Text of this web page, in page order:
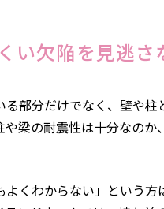
い欠陥を見逃さ
部分だけでなく、壁や柱
梁の耐震性は十分なのか
よくわからない」という